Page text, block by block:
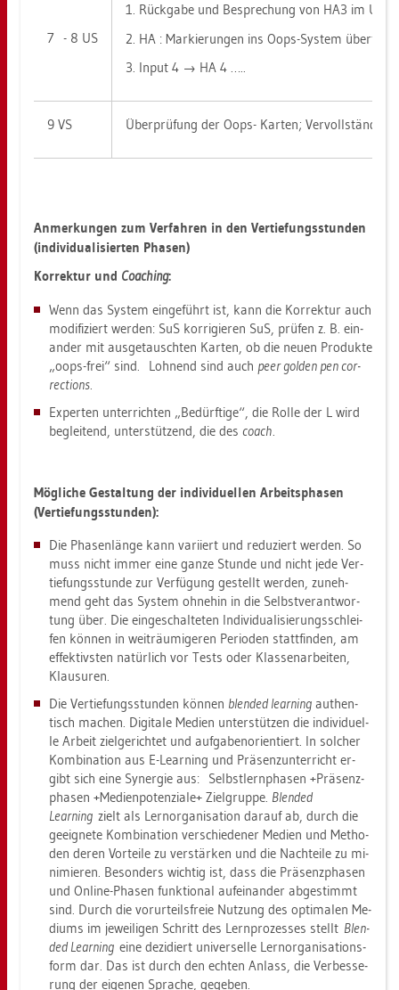
7 - 8 US
1. Rück­ga­be und Be­spre­chung von HA3 im UG
2. HA : Mar­kie­run­gen ins Oops-Sys­tem
3. Input 4 → HA 4 …..
9 VS Über­prü­fung der Oops- Kar­ten;
An­mer­kun­gen zum Ver­fah­ren in den Ver­tie­fungs­stun­den
(in­di­vi­dua­li­sier­ten Pha­sen)
Kor­rek­tur und Coa­ching:
Wenn das Sys­tem ein­ge­führt ist, kann die Kor­rek­tur auch
mo­di­fi­ziert wer­den: SuS kor­ri­gie­ren SuS, prü­fen z. B. ein­
an­der mit aus­ge­tausch­ten Kar­ten, ob die neuen Pro­duk­te
„oops-frei“ sind. Loh­nend sind auch peer gol­den pen cor­
rec­tions
Ex­per­ten un­ter­rich­ten „Be­dürf­ti­ge“, die Rolle der L wird
be­glei­tend, un­ter­stüt­zend, die des coach
Mög­li­che Ge­stal­tung der in­di­vi­du­el­len Ar­beits­pha­sen
(Ver­tie­fungs­stun­den):
Die Pha­sen­län­ge kann va­ri­iert und re­du­ziert wer­den. So
muss nicht immer eine ganze Stun­de und nicht jede Ver­
tie­fungs­stun­de zur Ver­fü­gung ge­stellt wer­den, zu­neh­
mend geht das Sys­tem oh­ne­hin in die Selbst­ver­ant­wor­
tung über. Die ein­ge­schal­te­ten In­di­vi­dua­li­sie­rungs­schlei­
fen kön­nen in weit­räu­mi­ge­ren Pe­ri­oden statt­fin­den, am
ef­fek­tivs­ten na­tür­lich vor Tests oder Klas­sen­ar­bei­ten,
Klau­su­ren.
Die Ver­tie­fungs­stun­den kön­nen blen­ded learning au­then­
tisch ma­chen. Di­gi­ta­le Me­di­en un­ter­stüt­zen die in­di­vi­du­el­
le Ar­beit ziel­ge­rich­tet und auf­ga­ben­ori­en­tiert. In sol­cher
Kom­bi­na­ti­on aus E-Learning und Prä­senz­un­ter­richt er­
gibt sich eine Syn­er­gie aus: Selbst­lern­pha­sen +Prä­senz­
pha­sen +Me­di­en­po­ten­zia­le+ Ziel­grup­pe. Blen­ded
Learning zielt als Lern­or­ga­ni­sa­ti­on dar­auf ab, durch die
ge­eig­ne­te Kom­bi­na­ti­on ver­schie­de­ner Me­di­en und Me­tho­
den deren Vor­tei­le zu ver­stär­ken und die Nach­tei­le zu mi­
ni­mie­ren. Be­son­ders wich­tig ist, dass die Prä­senz­pha­sen
und On­line-Pha­sen funk­tio­nal auf­ein­an­der ab­ge­stimmt
sind. Durch die vor­ur­teils­freie Nut­zung des op­ti­ma­len Me­
di­ums im je­wei­li­gen Schritt des Lern­pro­zes­ses stellt Blen­
ded Learning eine de­zi­diert uni­ver­sel­le Lern­or­ga­ni­sa­ti­ons­
form dar. Das ist durch den ech­ten An­lass, die Ver­bes­se­
rung der ei­ge­nen Spra­che, ge­ge­ben.